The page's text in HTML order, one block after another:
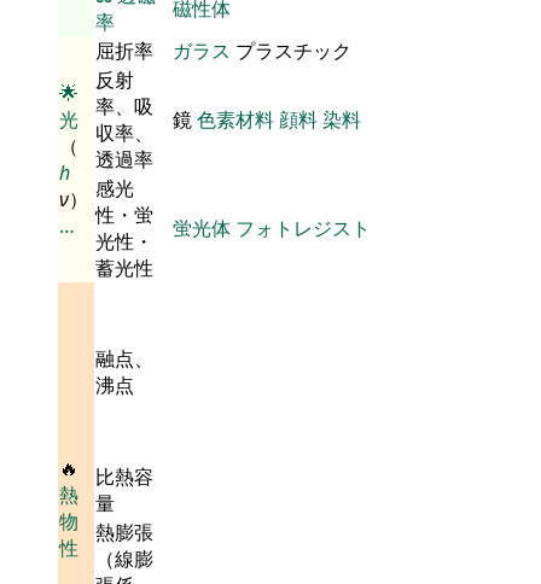
率
磁性体
🌟
光
（
h
ν）
…
屈折率 ガラス プラスチック
反射
率、吸
収率、
透過率
鏡色素材料 顔料染料
感光
性・蛍
光性・
蓄光性
蛍光体 フォトレジスト
🔥
熱
物
性
融点、
沸点
比熱容
量
熱膨張
（線膨